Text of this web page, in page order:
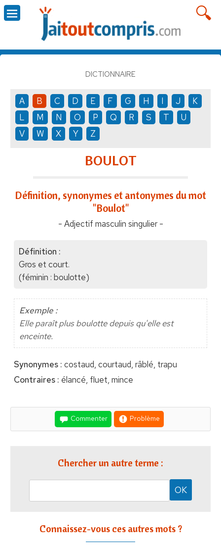
DICTIONNAIRE
A B C D E F G H I J
K
L
M N O P Q R S T
U
V
W X Y Z
BOULOT
Définition, synonymes et antonymes du mot
"Boulot"
- Adjectif masculin singulier -
Définition :
Gros et court.
(féminin : boulotte)
Exemple :
Elle paraît plus boulotte depuis qu'elle est
enceinte.
Synonymes : costaud, courtaud, râblé, trapu
Contraires : élancé, fluet, mince
Commenter Problème
Chercher un autre terme :
Connaissez-vous ces autres mots ?